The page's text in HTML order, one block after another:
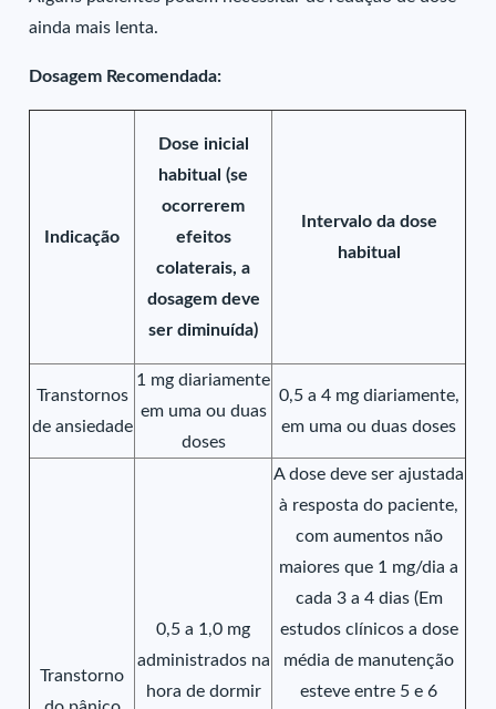
ainda mais lenta.
Dosagem Recomendada:
Indicação
Dose inicial
habitual (se
ocorrerem
efeitos
colaterais, a
dosagem deve
ser diminuída)
Intervalo da dose
habitual
Transtornos
de ansiedade
1 mg diariamente
em uma ou duas
doses
0,5 a 4 mg diariamente,
em uma ou duas doses
Transtorno
0,5 a 1,0 mg
administrados na
hora de dormir
A dose deve ser ajustada
à resposta do paciente,
com aumentos não
maiores que 1 mg/dia a
cada 3 a 4 dias (Em
estudos clínicos a dose
média de manutenção
esteve entre 5 e 6